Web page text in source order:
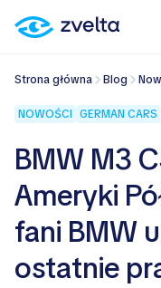
Strona główna Blog
NOWOŚCI GERMAN CARS
BMW M3
Ameryki
fani BMW
ostatnie